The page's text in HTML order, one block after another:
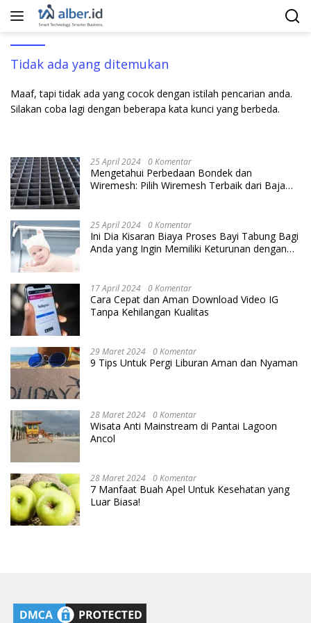
Langsung
Tidak ada yang ditemukan
Maaf, tapi tidak ada yang cocok dengan istilah pencarian anda.
Silakan coba lagi dengan beberapa kata kunci yang berbeda.
25 April 2024 0 Komentar
Mengetahui Perbedaan Bondek dan
Wiremesh: Pilih Wiremesh Terbaik dari Baja
25 April 2024 0 Komentar
Ini Dia Kisaran Biaya Proses Bayi Tabung Bagi
Anda yang Ingin Memiliki Keturunan dengan
17 April 2024 0 Komentar
Cara Cepat dan Aman Download Video IG
Tanpa Kehilangan Kualitas
29 Maret 2024 0 Komentar
9 Tips Untuk Pergi Liburan Aman dan Nyaman
28 Maret 2024 0 Komentar
Wisata Anti Mainstream di Pantai Lagoon
Ancol
28 Maret 2024 0 Komentar
7 Manfaat Buah Apel Untuk Kesehatan yang
Luar Biasa!